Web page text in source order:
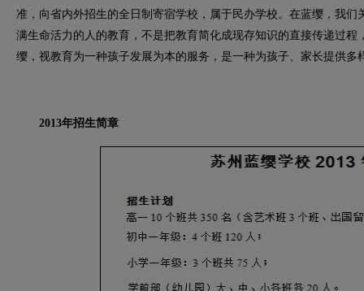
准，向省内外招生的全日制寄宿学校，属于民办学校。在蓝缨，我
满生命活力的人的教育，不是把教育简化成现存知识的直接传递过
缨，视教育为一种孩子发展为本的服务，是一种为孩子、家长提供多
2013年招生简章